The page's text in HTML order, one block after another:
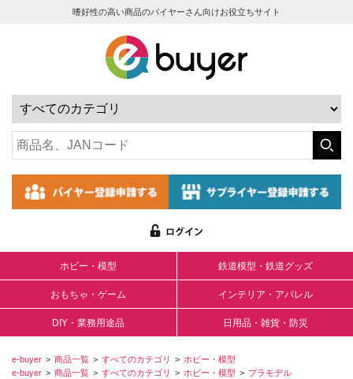
嗜好性の高い商品のバイヤーさん向けお役立ちサイト
ホビー・模型 鉄道模型・鉄道グッズ
おもちゃ・ゲーム インテリア・アパレル
DIY・業務用途品 日用品・雑貨・防災
e-buyer 商品一覧 すべてのカテゴリ
ホビー・模型
e-buyer
商品一覧 すべてのカテゴリ ホビー・模型
プラモデル